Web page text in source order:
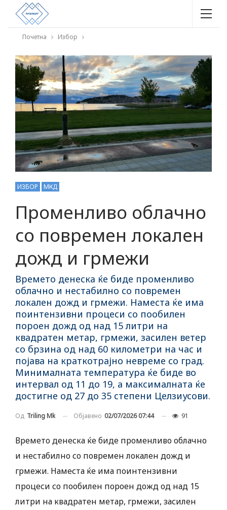
Почетна Избор
ИЗБОР МКД
Променливо облачно
со повремен локален
дожд и грмежи
Времето денеска ќе биде променливо
облачно и нестабилно со повремен
локален дожд и грмежи. Наместа ќе има
поинтензивни процеси со пообилен
пороен дожд од над 15 литри на
квадратен метар, грмежи, засилен ветер
со брзина од над 60 километри на час и
појава на краткотрајно невреме со град.
Минималната температура ќе биде во
интервал од 11 до 19, а максималната ќе
достигне од 27 до 35 степени Целзиусови.
Од Triling Mk Објавено 02/07/2026 07:44 91
Времето денеска ќе биде променливо облачно
и нестабилно со повремен локален дожд и
грмежи. Наместа ќе има поинтензивни
процеси со пообилен пороен дожд од над 15
литри на квадратен метар, грмежи, засилен